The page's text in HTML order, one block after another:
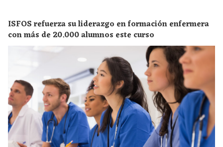
ISFOS refuerza su liderazgo en formación enfermera
con más de 20.000 alumnos este curso